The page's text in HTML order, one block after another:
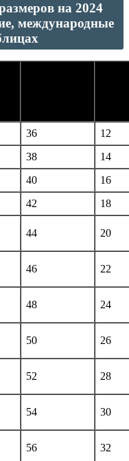
на 2024
международные
36
12
38
14
40
16
42 18
44 20
46 22
48 24
50 26
52 28
54 30
56 32